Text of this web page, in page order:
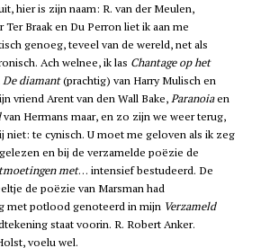
hier is zijn naam: R. van der Meulen,
Ter Braak en Du Perron liet ik aan me
genoeg, teveel van de wereld, net als
Ach welnee, ik las Chantage op het
De diamant(prachtig) van Harry Mulisch en
vriend Arent van den Wall Bake,Paranoiaen
van Hermans maar, en zo zijn we weer terug,
niet: te cynisch. U moet me geloven als ik zeg
en bij de verzamelde poëzie de
met… intensief bestudeerd. De
de poëzie van Marsman had
met potlood genoteerd in mijn Verzameld
staat voorin. R. Robert Anker.
voelu wel.